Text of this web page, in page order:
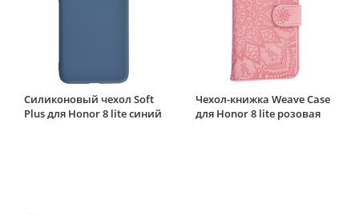
Силиконовый чехол Soft
Plus для Honor 8 lite синий
Чехол-книжка Weave Case
для Honor 8 lite розовая